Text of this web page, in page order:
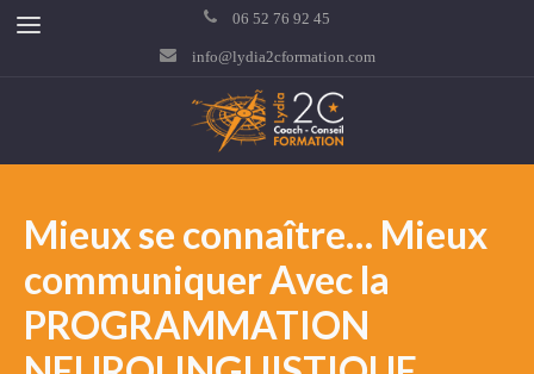
06 52 76 92 45
info@lydia2cformation.com
Mieux se connaître… Mieux
communiquer Avec la
PROGRAMMATION